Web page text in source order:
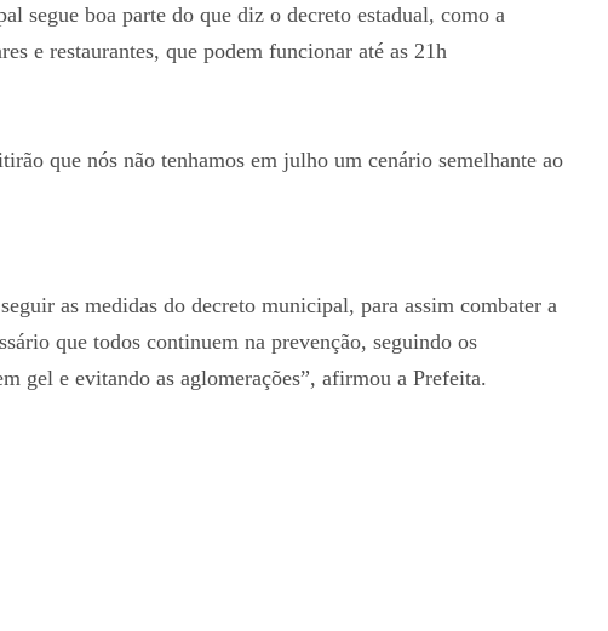
segue boa parte do que diz o decreto estadual, como a
e restaurantes, que podem funcionar até as 21h
que nós não tenhamos em julho um cenário semelhante ao
as medidas do decreto municipal, para assim combater a
que todos continuem na prevenção, seguindo os
gel e evitando as aglomerações”, afirmou a Prefeita.